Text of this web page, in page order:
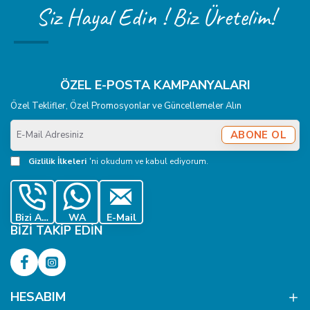
Siz Hayal Edin ! Biz Üretelim!
ÖZEL E-POSTA KAMPANYALARI
Özel Teklifler, Özel Promosyonlar ve Güncellemeler Alın
E-
Mail
Adresiniz
ABONE OL
Gizlilik İlkeleri 'ni okudum ve kabul ediyorum.
Bizi Ara WA E-Mail
BIZI TAKIP EDIN
HESABIM